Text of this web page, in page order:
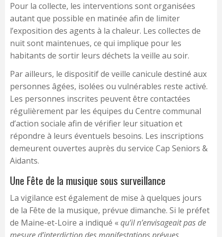
Pour la collecte, les interventions sont organisées
autant que possible en matinée afin de limiter
l’exposition des agents à la chaleur. Les collectes de
nuit sont maintenues, ce qui implique pour les
habitants de sortir leurs déchets la veille au soir.
Par ailleurs, le dispositif de veille canicule destiné aux
personnes âgées, isolées ou vulnérables reste activé.
Les personnes inscrites peuvent être contactées
régulièrement par les équipes du Centre communal
d’action sociale afin de vérifier leur situation et
répondre à leurs éventuels besoins. Les inscriptions
demeurent ouvertes auprès du service Cap Seniors &
Aidants.
Une Fête de la musique sous surveillance
La vigilance est également de mise à quelques jours
de la Fête de la musique, prévue dimanche. Si le préfet
de Maine-et-Loire a indiqué «qu’il n’envisageait pas de